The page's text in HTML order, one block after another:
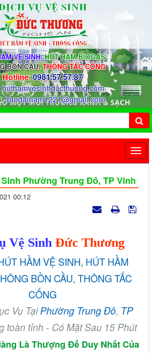
VỆ SINH,HÚT HẦM BIOGAS
BỒN CẦU, THÔNG TẮC CỐNG
Hotline:0981.57.57.87
huthamvesinhducthuong.com
:trandainam1221@gmail.com
Sinh Phường Trung Đô, TP Vinh
00:12
Vệ Sinh Đức Thương
HẦM VỆ SINH, HÚT HẦM
BỒN CẦU, THÔNG TẮC
CỐNG
Vụ TạiPhường Trung Đô, TP
toàn tỉnh - Có Mặt Sau 15 Phút
Là Thượng Đế Duy Nhất Của